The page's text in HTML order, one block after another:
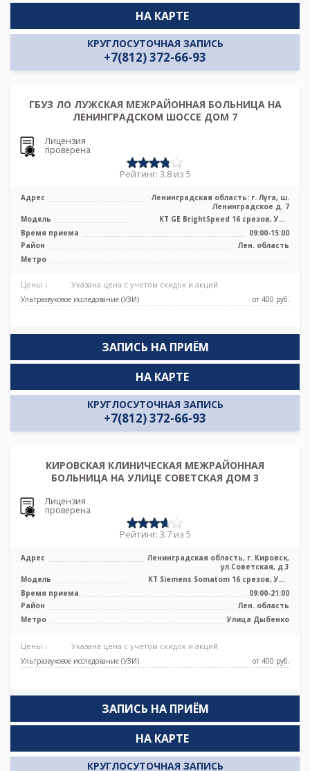
КРУГЛОСУТОЧНАЯ ЗАПИСЬ
+7(812) 372-66-93
НА КАРТЕ
ГБУЗ ЛО ЛУЖСКАЯ МЕЖРАЙОННАЯ БОЛЬНИЦА НА
ЛЕНИНГРАДСКОМ ШОССЕ ДОМ 7
Лицензия
проверена
Рейтинг: 3.8 из 5
Адрес
Ленинградская область: г. Луга, ш.
Ленинградское д. 7
Модель
КТ GE BrightSpeed 16 срезов, УЗИ
Время приема
09:00-15:00
Район
Лен. область
Метро
Цены ↓ Указана цена с учетом скидок и акций
Ультразвуковое исследование (УЗИ) от 400 pуб.
ЗАПИСЬ НА ПРИЁМ
КРУГЛОСУТОЧНАЯ ЗАПИСЬ
+7(812) 372-66-93
НА КАРТЕ
КИРОВСКАЯ КЛИНИЧЕСКАЯ МЕЖРАЙОННАЯ
БОЛЬНИЦА НА УЛИЦЕ СОВЕТСКАЯ ДОМ 3
Лицензия
проверена
Рейтинг: 3.7 из 5
Адрес
Ленинградская область, г. Кировск,
ул.Советская, д.3
Модель
КТ Siemens Somatom 16 срезов, УЗИ
аппарат, рентген аппарат
Время приема
09:00-21:00
Район
Лен. область
Метро
Улица Дыбенко
Цены ↓ Указана цена с учетом скидок и акций
Ультразвуковое исследование (УЗИ) от 400 pуб.
ЗАПИСЬ НА ПРИЁМ
КРУГЛОСУТОЧНАЯ ЗАПИСЬ
НА КАРТЕ